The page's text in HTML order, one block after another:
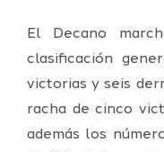
El Decano
clasificación
victorias y seis
racha de cinco
además los